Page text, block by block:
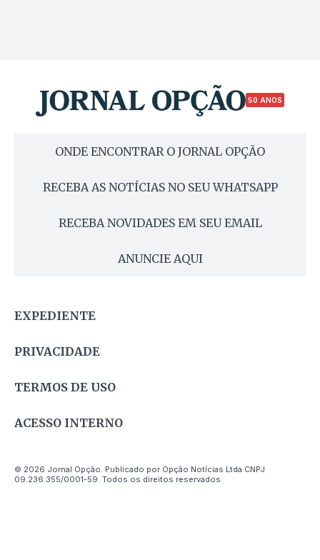
50 ANOS
ONDE ENCONTRAR O JORNAL OPÇÃO
RECEBA AS NOTÍCIAS NO SEU WHATSAPP
RECEBA NOVIDADES EM SEU EMAIL
ANUNCIE AQUI
EXPEDIENTE
PRIVACIDADE
TERMOS DE USO
ACESSO INTERNO
© 2026 Jornal Opção. Publicado por Opção Notícias Ltda CNPJ
09.236.355/0001-59. Todos os direitos reservados.